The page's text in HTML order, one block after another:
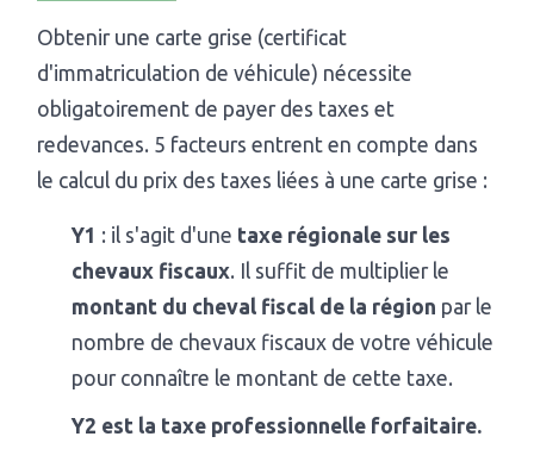
Obtenir une carte grise (certificat
d'immatriculation de véhicule) nécessite
obligatoirement de payer des taxes et
redevances. 5 facteurs entrent en compte dans
le calcul du prix des taxes liées à une carte grise :
Y1 : il s'agit d'une taxe régionale sur les
chevaux fiscaux. Il suffit de multiplier le
montant du cheval fiscal de la région par le
nombre de chevaux fiscaux de votre véhicule
pour connaître le montant de cette taxe.
Y2 est la taxe professionnelle forfaitaire.